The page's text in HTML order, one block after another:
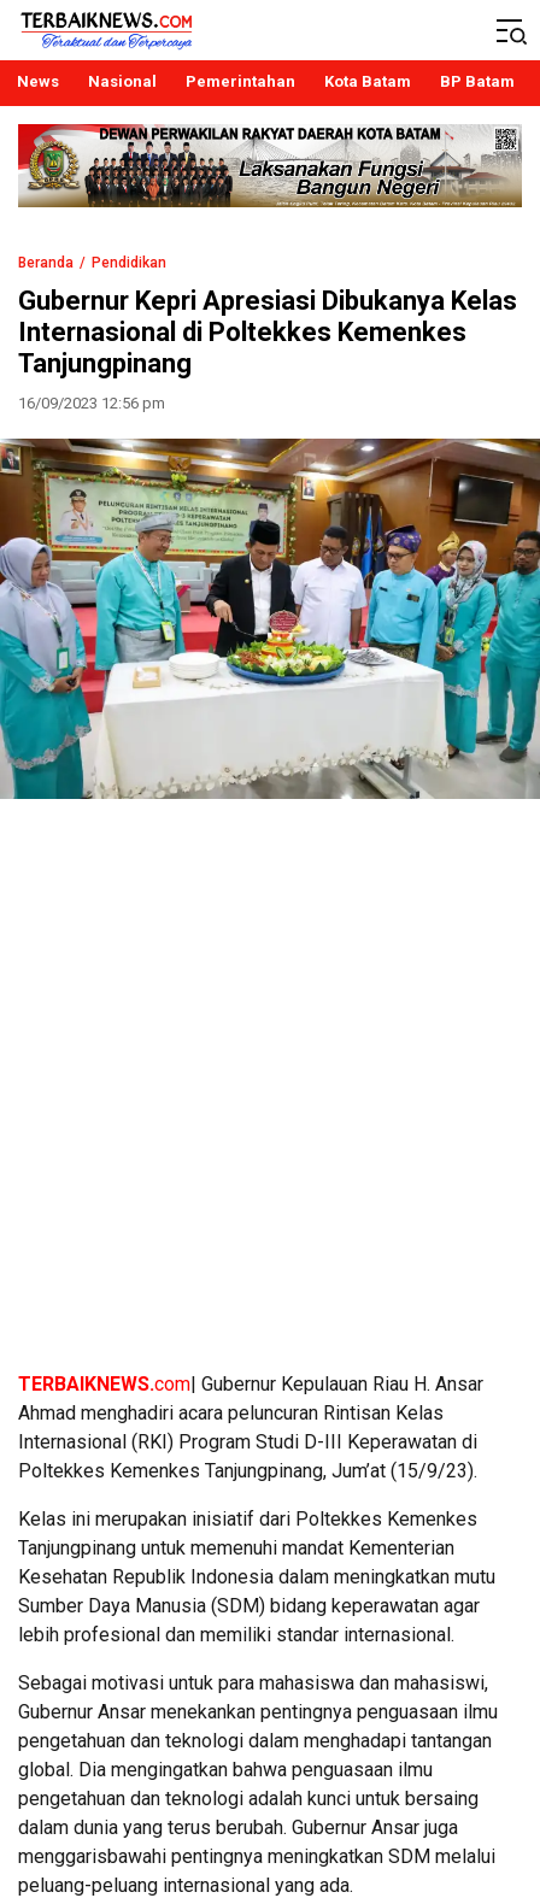
Terbaiknews
Teraktual dan Terpercaya
News Nasional Pemerintahan Kota Batam BP Batam
Beranda Pendidikan
Gubernur Kepri Apresiasi Dibukanya Kelas
Internasional di Poltekkes Kemenkes
Tanjungpinang
16/09/2023 12:56 pm
TERBAIKNEWS.com| Gubernur Kepulauan Riau H. Ansar
Ahmad menghadiri acara peluncuran Rintisan Kelas
Internasional (RKI) Program Studi D-III Keperawatan di
Poltekkes Kemenkes Tanjungpinang, Jum’at (15/9/23).
Kelas ini merupakan inisiatif dari Poltekkes Kemenkes
Tanjungpinang untuk memenuhi mandat Kementerian
Kesehatan Republik Indonesia dalam meningkatkan mutu
Sumber Daya Manusia (SDM) bidang keperawatan agar
lebih profesional dan memiliki standar internasional.
Sebagai motivasi untuk para mahasiswa dan mahasiswi,
Gubernur Ansar menekankan pentingnya penguasaan ilmu
pengetahuan dan teknologi dalam menghadapi tantangan
global. Dia mengingatkan bahwa penguasaan ilmu
pengetahuan dan teknologi adalah kunci untuk bersaing
dalam dunia yang terus berubah. Gubernur Ansar juga
menggarisbawahi pentingnya meningkatkan SDM melalui
peluang-peluang internasional yang ada.